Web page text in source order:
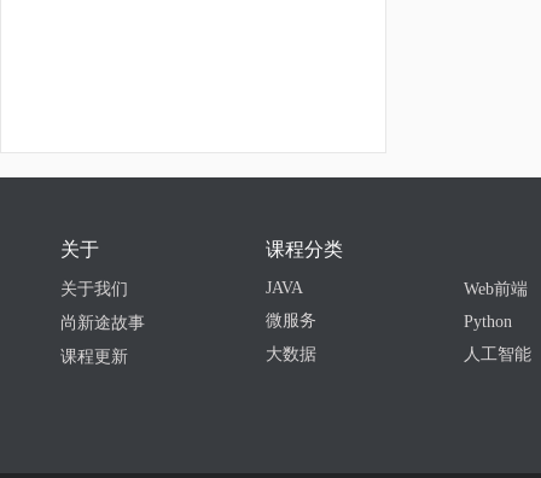
关于
关于我们
尚新途故事
课程更新
课程分类
JAVA
微服务
大数据
Web前端
Python
人工智能